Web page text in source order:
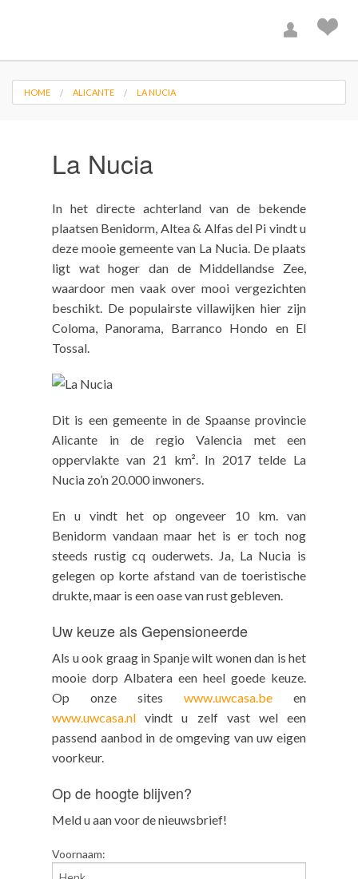
HOME ALICANTE LA NUCIA
La Nucia
In het directe achterland van de bekende
plaatsen Benidorm, Altea & Alfas del Pi vindt u
deze mooie gemeente van La Nucia. De plaats
ligt wat hoger dan de Middellandse Zee,
waardoor men vaak over mooi vergezichten
beschikt. De populairste villawijken hier zijn
Coloma, Panorama, Barranco Hondo en El
Tossal.
Dit is een gemeente in de Spaanse provincie
Alicante in de regio Valencia met een
oppervlakte van 21 km². In 2017 telde La
Nucia zo’n 20.000 inwoners.
En u vindt het op ongeveer 10 km. van
Benidorm vandaan maar het is er toch nog
steeds rustig cq ouderwets. Ja, La Nucia is
gelegen op korte afstand van de toeristische
drukte, maar is een oase van rust gebleven.
Uw keuze als Gepensioneerde
Als u ook graag in Spanje wilt wonen dan is het
mooie dorp Albatera een heel goede keuze.
Op onze sites www.uwcasa.be en
www.uwcasa.nl vindt u zelf vast wel een
passend aanbod in de omgeving van uw eigen
voorkeur.
Op de hoogte blijven?
Meld u aan voor de nieuwsbrief!
Voornaam: